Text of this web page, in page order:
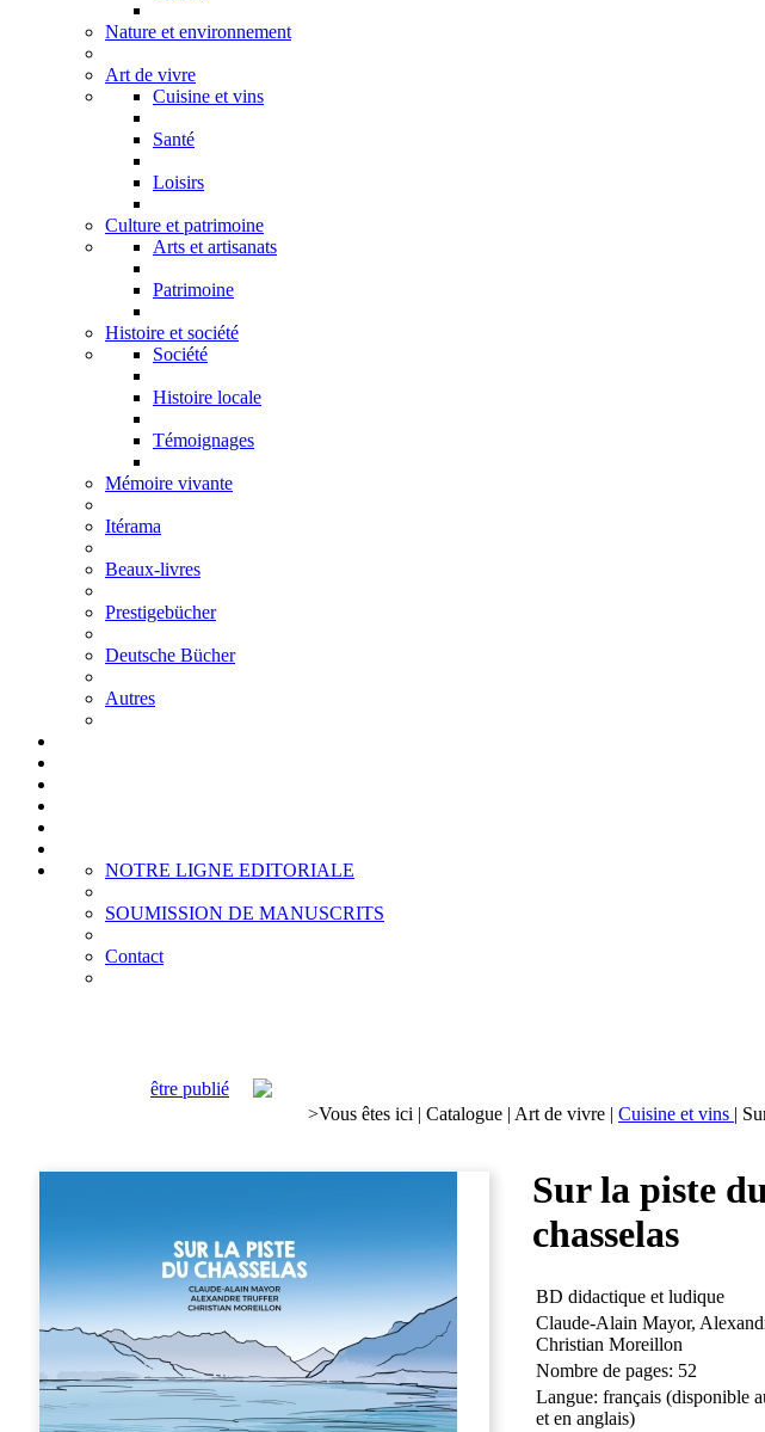
Nature et environnement
Art de vivre
Cuisine et vins
Santé
Loisirs
Culture et patrimoine
Arts et artisanats
Patrimoine
Histoire et société
Société
Histoire locale
Témoignages
Mémoire vivante
Itérama
Beaux-livres
Prestigebücher
Deutsche Bücher
Autres
NOTRE LIGNE EDITORIALE
SOUMISSION DE MANUSCRITS
Contact
être publié
>Vous êtes ici | Catalogue | Art de vivre | Cuisine et vins |
Sur la piste
chasselas
BD didactique et ludique
Claude-Alain Mayor,
Christian Moreillon
Nombre de pages: 52
Langue: français (disponible
et en anglais)